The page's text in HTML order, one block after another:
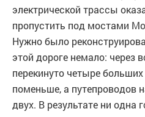
электрической трассы
пропустить под мостами
Нужно было
этой дороге немало: через
перекинуто четыре
поменьше, а путепроводов
двух. В результате ни одна